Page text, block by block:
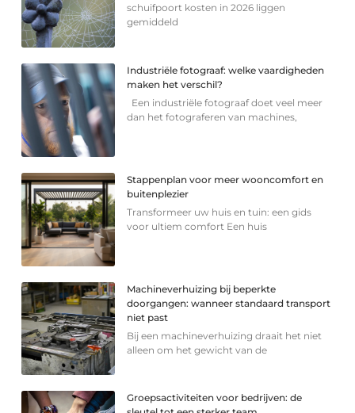
schuifpoort kosten in 2026 liggen
gemiddeld
Industriële fotograaf: welke vaardigheden
maken het verschil?
Een industriële fotograaf doet veel meer
dan het fotograferen van machines,
Stappenplan voor meer wooncomfort en
buitenplezier
Transformeer uw huis en tuin: een gids
voor ultiem comfort Een huis
Machineverhuizing bij beperkte
doorgangen: wanneer standaard transport
niet past
Bij een machineverhuizing draait het niet
alleen om het gewicht van de
Groepsactiviteiten voor bedrijven: de